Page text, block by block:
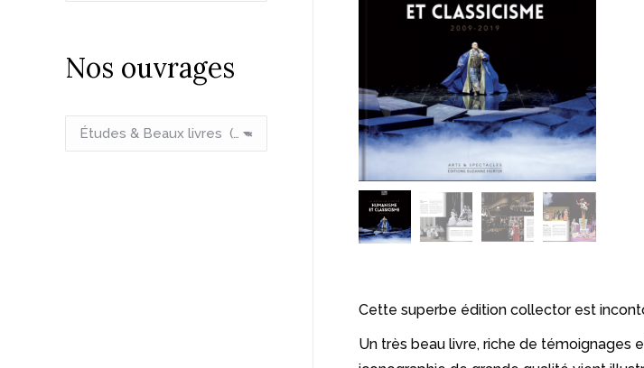
Cette superbe édition collector est
Un très beau livre, riche de témoignages
Nos ouvrages
×
Études & Beaux livres (20)